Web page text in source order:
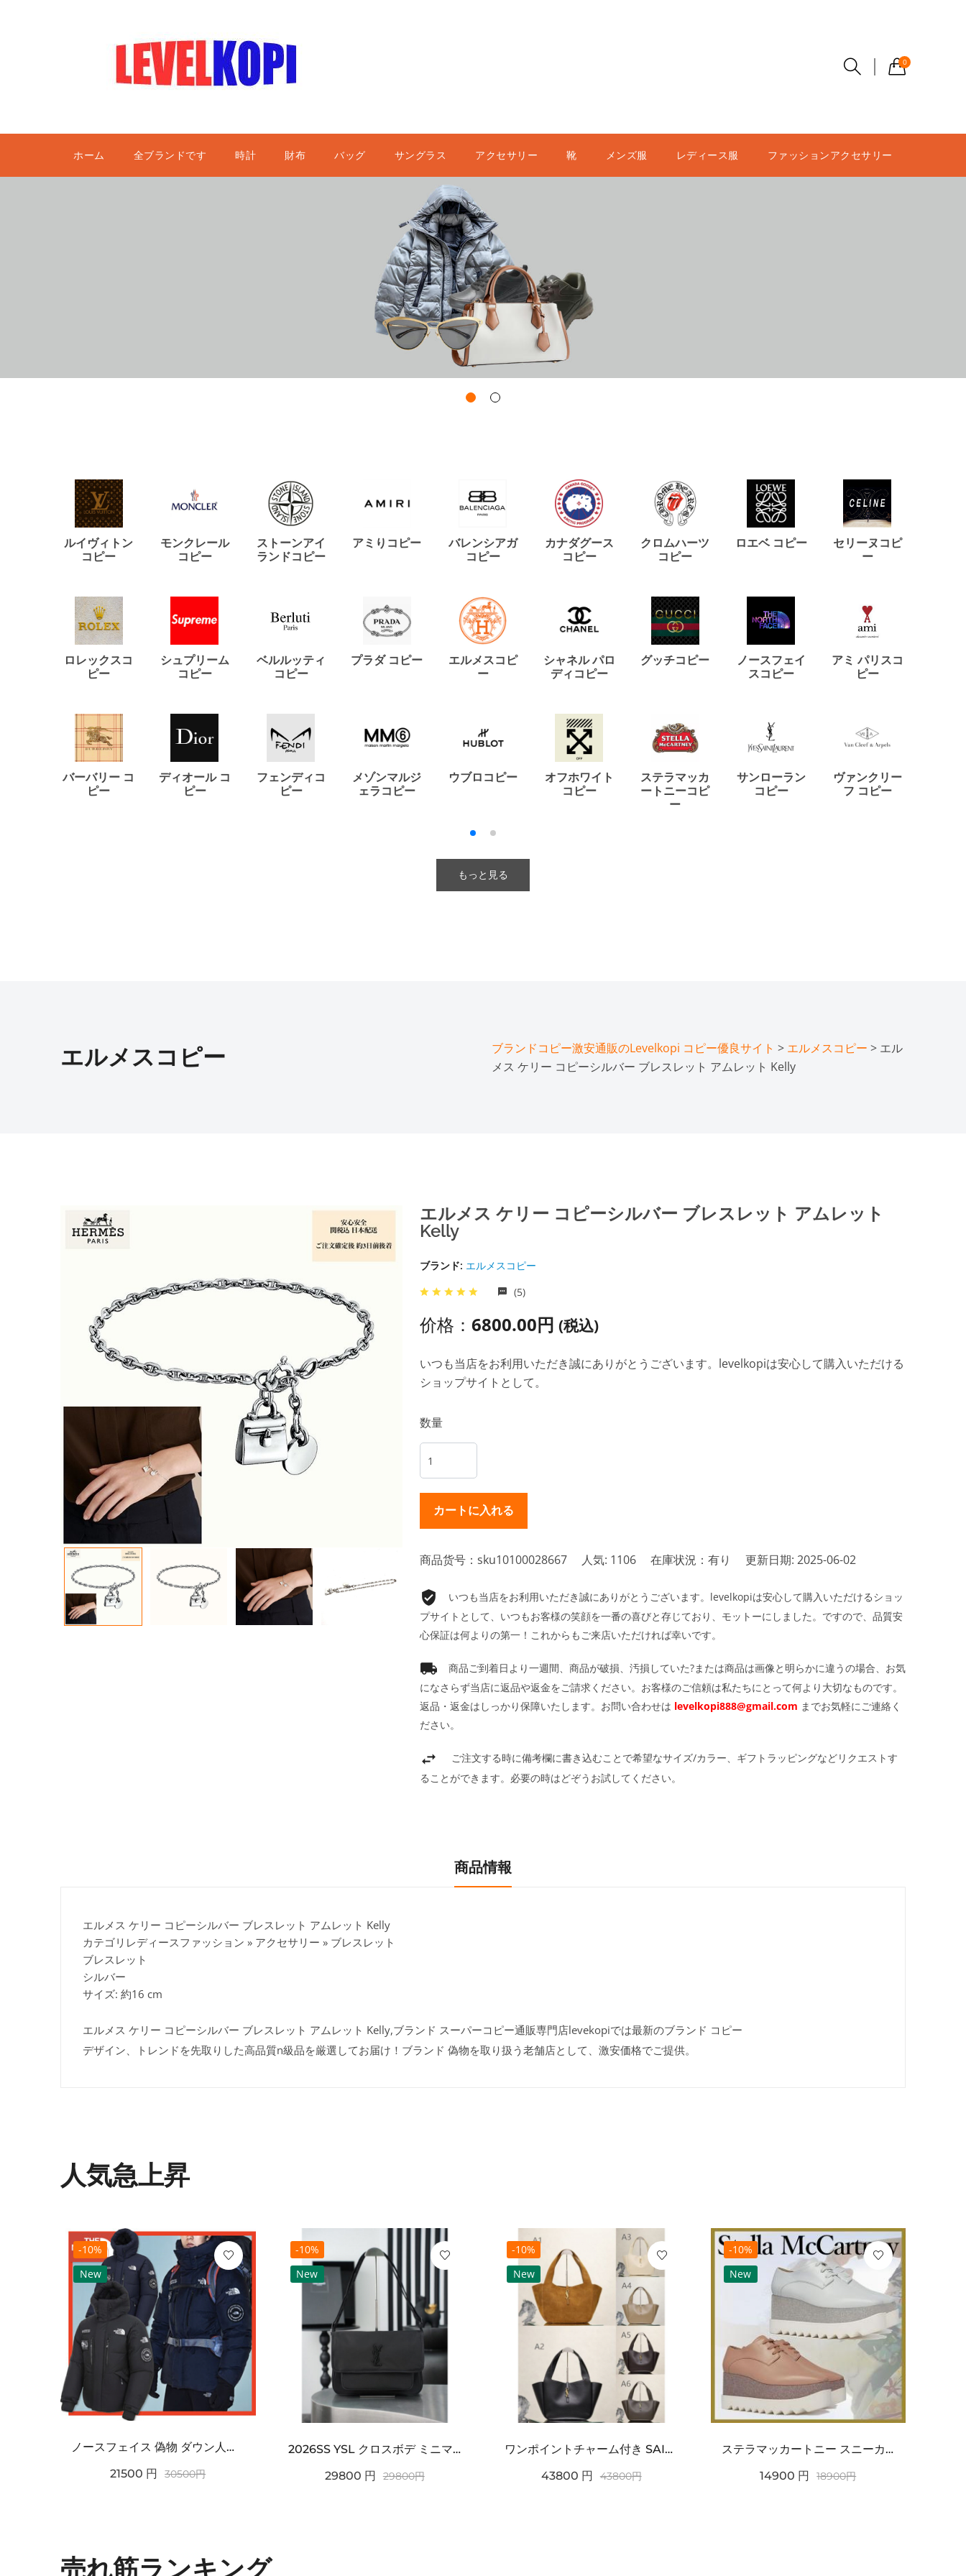
0
ホーム 全ブランドです 時計 財布 バッグ サングラス アクセサリー 靴 メンズ服 レディース服 ファッションアクセサリー
ルイヴィトン
コピー
モンクレール
コピー
ストーンアイ
ランドコピー
アミりコピー
バレンシアガ
コピー
カナダグース
コピー
クロムハーツ
コピー
ロエベ コピー
セリーヌコピ
ー
ロレックスコ
ピー
シュプリーム
コピー
ベルルッティ
コピー
プラダ コピー
エルメスコピ
ー
シャネル パロ
ディコピー
グッチコピー
ノースフェイ
スコピー
アミ パリスコ
ピー
バーバリー コ
ピー
ディオール コ
ピー
フェンディコ
ピー
メゾンマルジ
ェラコピー
ウブロコピー
オフホワイト
コピー
ステラマッカ
ートニーコピ
ー
サンローラン
コピー
ヴァンクリー
フ コピー
もっと見る
エルメスコピー ブランドコピー激安通販のLevelkopi コピー優良サイト > エルメスコピー > エル
メス ケリー コピーシルバー ブレスレット アムレット Kelly
エルメス ケリー コピーシルバー ブレスレット アムレット
Kelly
ブランド: エルメスコピー
(5)
价格： 6800.00円 (税込)
いつも当店をお利用いただき誠にありがとうございます。levelkopiは安心して購入いただける
ショップサイトとして。
数量
商品货号：sku10100028667 人気: 1106 在庫状況：有り 更新日期: 2025-06-02
いつも当店をお利用いただき誠にありがとうございます。levelkopiは安心して購入いただけるショッ
プサイトとして、いつもお客様の笑顔を一番の喜びと存じており、モットーにしました。ですので、品質安
心保証は何よりの第一！これからもご来店いただければ幸いです。
商品ご到着日より一週間、商品が破損、汚損していた?または商品は画像と明らかに違うの場合、お気
になさらず当店に返品や返金をご請求ください。お客様のご信頼は私たちにとって何より大切なものです。
返品・返金はしっかり保障いたします。お問い合わせは levelkopi888@gmail.com までお気軽にご連絡く
ださい。
ご注文する時に備考欄に書き込むことで希望なサイズ/カラー、ギフトラッピングなどリクエストす
ることができます。必要の時はどぞうお試してください。
商品情報
エルメス ケリー コピーシルバー ブレスレット アムレット Kelly
カテゴリレディースファッション » アクセサリー » ブレスレット
ブレスレット
シルバー
サイズ: 約16 cm
エルメス ケリー コピーシルバー ブレスレット アムレット Kelly,ブランド スーパーコピー通販専門店levekopiでは最新のブランド コピー
デザイン、トレンドを先取りした高品質n級品を厳選してお届け！ブランド 偽物を取り扱う老舗店として、激安価格でご提供。
人気急上昇
-10%
New
ノースフェイス 偽物 ダウン人気【THE NORTH FACE】M'S 7 SUMMIT HIM...
21500 円 30500円
-10%
New
2026SS YSL クロスボデ ミニマルフラップショルダー SAINT LAURENT サンロ...
29800 円 29800円
-10%
New
ワンポイントチャーム付き SAINT LAURENT サンローラン コピー バッグ シンプルラグ...
43800 円 43800円
-10%
New
ステラマッカートニー スニーカー 偽物エリスグリッタープラットフォーム810038KP02717...
14900 円 18900円
売れ筋ランキング